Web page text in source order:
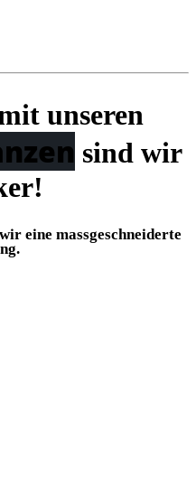
unseren
sind wir
eine massgeschneiderte